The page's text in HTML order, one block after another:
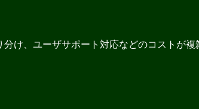
け、ユーザサポート対応などのコストが